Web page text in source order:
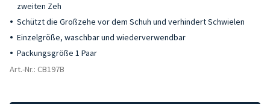
zweiten Zeh
Schützt die Großzehe vor dem Schuh und verhindert Schwielen
Einzelgröße, waschbar und wiederverwendbar
Packungsgröße 1 Paar
Art.-Nr.: CB197B